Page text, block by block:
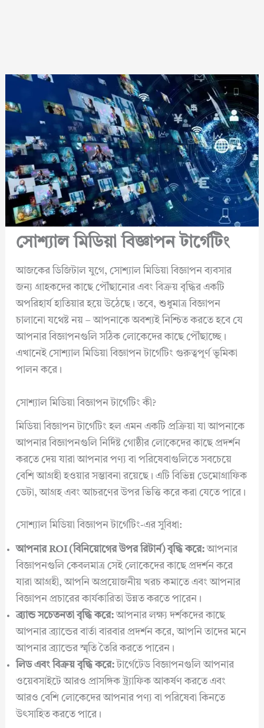
সোশ্যাল মিডিয়া বিজ্ঞাপন টার্গেটিং
আজকের ডিজিটাল যুগে, সোশ্যাল মিডিয়া বিজ্ঞাপন ব্যবসার
জন্য গ্রাহকদের কাছে পৌঁছানোর এবং বিক্রয় বৃদ্ধির একটি
অপরিহার্য হাতিয়ার হয়ে উঠেছে। তবে, শুধুমাত্র বিজ্ঞাপন
চালানো যথেষ্ট নয় – আপনাকে অবশ্যই নিশ্চিত করতে হবে যে
আপনার বিজ্ঞাপনগুলি সঠিক লোকেদের কাছে পৌঁছাচ্ছে।
এখানেই সোশ্যাল মিডিয়া বিজ্ঞাপন টার্গেটিং গুরুত্বপূর্ণ ভূমিকা
পালন করে।
সোশ্যাল মিডিয়া বিজ্ঞাপন টার্গেটিং কী?
মিডিয়া বিজ্ঞাপন টার্গেটিং হল এমন একটি প্রক্রিয়া যা আপনাকে
আপনার বিজ্ঞাপনগুলি নির্দিষ্ট গোষ্ঠীর লোকেদের কাছে প্রদর্শন
করতে দেয় যারা আপনার পণ্য বা পরিষেবাগুলিতে সবচেয়ে
বেশি আগ্রহী হওয়ার সম্ভাবনা রয়েছে। এটি বিভিন্ন ডেমোগ্রাফিক
ডেটা, আগ্রহ এবং আচরণের উপর ভিত্তি করে করা যেতে পারে।
সোশ্যাল মিডিয়া বিজ্ঞাপন টার্গেটিং-এর সুবিধা:
আপনার ROI (বিনিয়োগের উপর রিটার্ন) বৃদ্ধি করে:আপনার
বিজ্ঞাপনগুলি কেবলমাত্র সেই লোকেদের কাছে প্রদর্শন করে
যারা আগ্রহী, আপনি অপ্রয়োজনীয় খরচ কমাতে এবং আপনার
বিজ্ঞাপন প্রচারের কার্যকারিতা উন্নত করতে পারেন।
ব্র্যান্ড সচেতনতা বৃদ্ধি করে:আপনার লক্ষ্য দর্শকদের কাছে
আপনার ব্র্যান্ডের বার্তা বারবার প্রদর্শন করে, আপনি তাদের মনে
আপনার ব্র্যান্ডের স্মৃতি তৈরি করতে পারেন।
লিড এবং বিক্রয় বৃদ্ধি করে:টার্গেটেড বিজ্ঞাপনগুলি আপনার
ওয়েবসাইটে আরও প্রাসঙ্গিক ট্র্যাফিক আকর্ষণ করতে এবং
আরও বেশি লোকেদের আপনার পণ্য বা পরিষেবা কিনতে
উৎসাহিত করতে পারে।